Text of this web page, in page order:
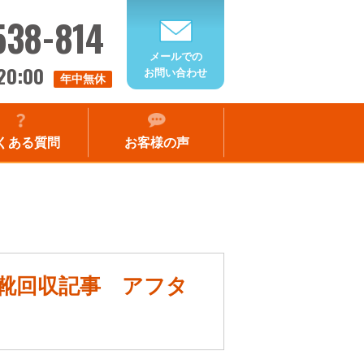
814
年中無休
メールでの
お問い合わせ
ある質問 お客様の声
回収記事 アフタ